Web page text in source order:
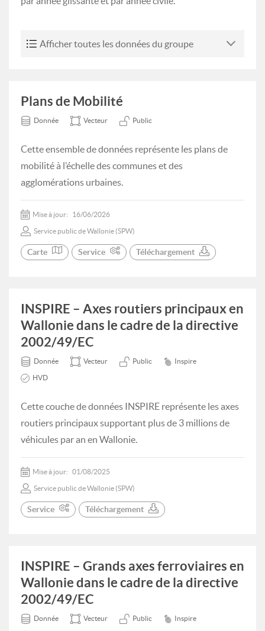
Afficher toutes les données du groupe
Plans de Mobilité
Donnée Vecteur Public
Cette ensemble de données représente les plans de
mobilité à l’échelle des communes et des
agglomérations urbaines.
Mise à jour: 16/06/2026
Service public de Wallonie (SPW)
Carte Service Téléchargement
INSPIRE – Axes routiers principaux en
Wallonie dans le cadre de la directive
2002/49/EC
Donnée Vecteur Public Inspire
HVD
Cette couche de données INSPIRE représente les axes
routiers principaux supportant plus de 3 millions de
véhicules par an en Wallonie.
Mise à jour: 01/08/2025
Service public de Wallonie (SPW)
Service Téléchargement
INSPIRE – Grands axes ferroviaires en
Wallonie dans le cadre de la directive
2002/49/EC
Donnée Vecteur Public Inspire